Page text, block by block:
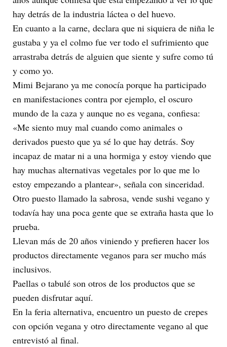
hay detrás de la industria láctea o del huevo.
En cuanto a la carne, declara que ni siquiera de niña le
gustaba y ya el colmo fue ver todo el sufrimiento que
arrastraba detrás de alguien que siente y sufre como tú
y como yo.
Mimi Bejarano ya me conocía porque ha participado
en manifestaciones contra por ejemplo, el oscuro
mundo de la caza y aunque no es vegana, confiesa:
«Me siento muy mal cuando como animales o
derivados puesto que ya sé lo que hay detrás. Soy
incapaz de matar ni a una hormiga y estoy viendo que
hay muchas alternativas vegetales por lo que me lo
estoy empezando a plantear», señala con sinceridad.
Otro puesto llamado la sabrosa, vende sushi vegano y
todavía hay una poca gente que se extraña hasta que lo
prueba.
Llevan más de 20 años viniendo y prefieren hacer los
productos directamente veganos para ser mucho más
inclusivos.
Paellas o tabulé son otros de los productos que se
pueden disfrutar aquí.
En la feria alternativa, encuentro un puesto de crepes
con opción vegana y otro directamente vegano al que
entrevistó al final.